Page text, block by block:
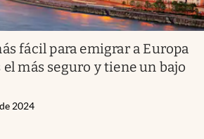
fácil para emigrar a Europa
más seguro y tiene un bajo
2024